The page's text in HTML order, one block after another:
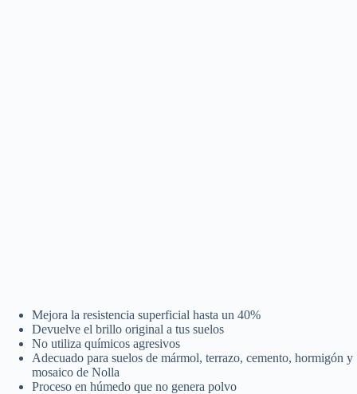
Mejora la resistencia superficial hasta un 40%
Devuelve el brillo original a tus suelos
No utiliza químicos agresivos
Adecuado para suelos de mármol, terrazo, cemento, hormigón y
mosaico de Nolla
Proceso en húmedo que no genera polvo